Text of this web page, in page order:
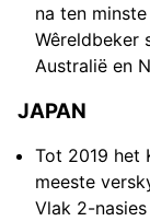
na ten
Wêreldbeker
Australië en
JAPAN
Tot 2019 het
meeste
Vlak 2-